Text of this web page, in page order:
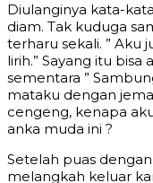
Diulanginya kata-
diam. Tak kuduga
terharu sekali. ” Aku
lirih.” Sayang itu bisa
sementara ”
mataku dengan
cengeng, kenapa
anka muda ini ?
Setelah puas
melangkah keluar